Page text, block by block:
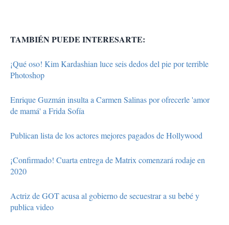
TAMBIÉN PUEDE INTERESARTE:
¡Qué oso! Kim Kardashian luce seis dedos del pie por terrible
Photoshop
Enrique Guzmán insulta a Carmen Salinas por ofrecerle 'amor
de mamá' a Frida Sofía
Publican lista de los actores mejores pagados de Hollywood
¡Confirmado! Cuarta entrega de Matrix comenzará rodaje en
2020
Actriz de GOT acusa al gobierno de secuestrar a su bebé y
publica video